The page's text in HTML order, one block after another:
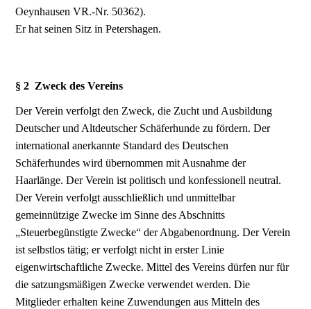
Oeynhausen VR.-Nr. 50362).
Er hat seinen Sitz in Petershagen.
§ 2 Zweck des Vereins
Der Verein verfolgt den Zweck, die Zucht und Ausbildung
Deutscher und Altdeutscher Schäferhunde zu fördern. Der
international anerkannte Standard des Deutschen
Schäferhundes wird übernommen mit Ausnahme der
Haarlänge. Der Verein ist politisch und konfessionell neutral.
Der Verein verfolgt ausschließlich und unmittelbar
gemeinnützige Zwecke im Sinne des Abschnitts
„Steuerbegünstigte Zwecke“ der Abgabenordnung. Der Verein
ist selbstlos tätig; er verfolgt nicht in erster Linie
eigenwirtschaftliche Zwecke. Mittel des Vereins dürfen nur für
die satzungsmäßigen Zwecke verwendet werden. Die
Mitglieder erhalten keine Zuwendungen aus Mitteln des